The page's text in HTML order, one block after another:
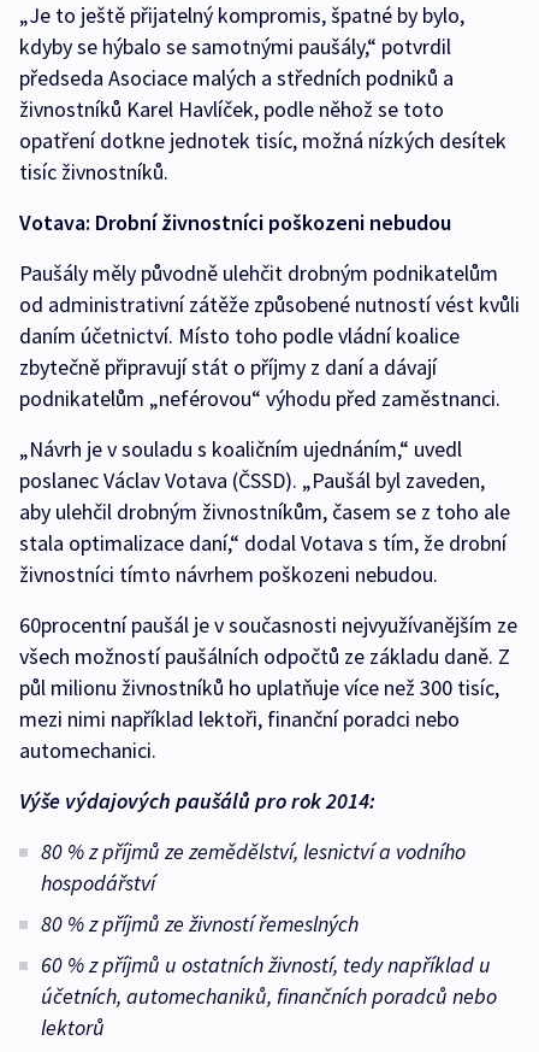
„Je to ještě přijatelný kompromis, špatné by bylo,
kdyby se hýbalo se samotnými paušály,“ potvrdil
předseda Asociace malých a středních podniků a
živnostníků Karel Havlíček, podle něhož se toto
opatření dotkne jednotek tisíc, možná nízkých desítek
tisíc živnostníků.
Votava: Drobní živnostníci poškozeni nebudou
Paušály měly původně ulehčit drobným podnikatelům
od administrativní zátěže způsobené nutností vést kvůli
daním účetnictví. Místo toho podle vládní koalice
zbytečně připravují stát o příjmy z daní a dávají
podnikatelům „neférovou“ výhodu před zaměstnanci.
„Návrh je v souladu s koaličním ujednáním,“ uvedl
poslanec Václav Votava (ČSSD). „Paušál byl zaveden,
aby ulehčil drobným živnostníkům, časem se z toho ale
stala optimalizace daní,“ dodal Votava s tím, že drobní
živnostníci tímto návrhem poškozeni nebudou.
60procentní paušál je v současnosti nejvyužívanějším ze
všech možností paušálních odpočtů ze základu daně. Z
půl milionu živnostníků ho uplatňuje více než 300 tisíc,
mezi nimi například lektoři, finanční poradci nebo
automechanici.
Výše výdajových paušálů pro rok 2014:
80 % z příjmů ze zemědělství, lesnictví a vodního
hospodářství
80 % z příjmů ze živností řemeslných
60 % z příjmů u ostatních živností, tedy například u
účetních, automechaniků, finančních poradců nebo
lektorů